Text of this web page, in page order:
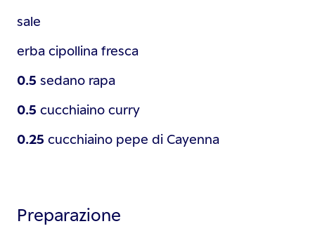
sale
erba cipollina fresca
0.5 sedano rapa
0.5 cucchiaino curry
0.25 cucchiaino pepe di Cayenna
Preparazione